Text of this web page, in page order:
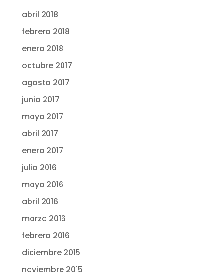
abril 2018
febrero 2018
enero 2018
octubre 2017
agosto 2017
junio 2017
mayo 2017
abril 2017
enero 2017
julio 2016
mayo 2016
abril 2016
marzo 2016
febrero 2016
diciembre 2015
noviembre 2015